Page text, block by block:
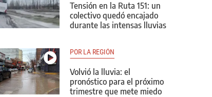
Tensión en la Ruta 151: un
colectivo quedó encajado
durante las intensas lluvias
POR LA REGIÓN
Volvió la lluvia: el
pronóstico para el próximo
trimestre que mete miedo